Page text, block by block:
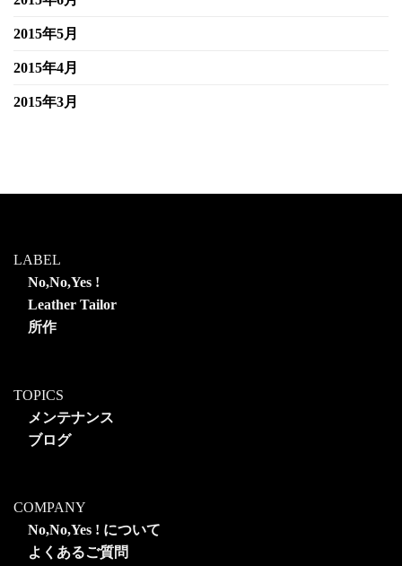
2015年5月
2015年4月
2015年3月
LABEL
No,No,Yes !
Leather Tailor
所作
TOPICS
メンテナンス
ブログ
COMPANY
No,No,Yes ! について
よくあるご質問